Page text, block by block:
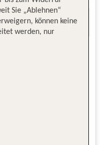
Sie „Ablehnen“
können keine
werden, nur